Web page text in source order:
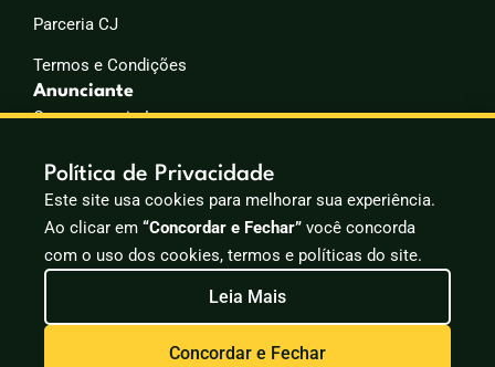
Parceria CJ
Termos e Condições
Anunciante
Quero anunciar!
Por que investir em Mídia Programática?
Como anunciar meus produtos/serviços?
Por que investir na estratégia de marketing de afiliados?
Política de Privacidade
Este site usa cookies para melhorar sua experiência.
Ao clicar em “Concordar e Fechar” você concorda
com o uso dos cookies, termos e políticas do site.
Leia Mais
Concordar e Fechar